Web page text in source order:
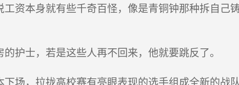
资本身就有些千奇百怪，像是青铜钟那种拆自己
护士，若是这些人再不回来，他就要跳反了。
场，拉拢高校赛有亮眼表现的选手组成全新的战